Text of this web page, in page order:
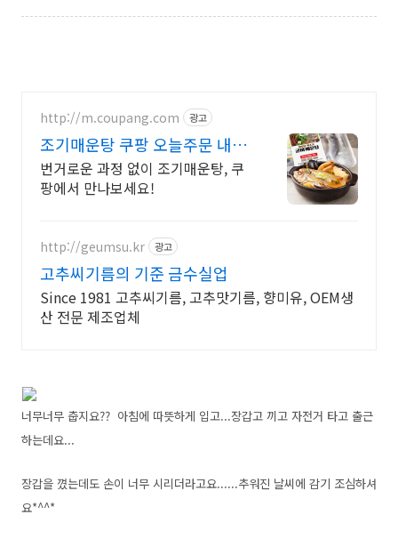
http://m.coupang.com 광고
조기매운탕 쿠팡 오늘주문 내일
도착 로켓배송
번거로운 과정 없이 조기매운탕, 쿠
팡에서 만나보세요!
http://geumsu.kr 광고
고추씨기름의 기준 금수실업
Since 1981 고추씨기름, 고추맛기름, 향미유, OEM생
산 전문 제조업체
너무너무 춥지요?? 아침에 따뜻하게 입고...장갑고 끼고 자전거 타고 출근
하는데요...
장갑을 꼈는데도 손이 너무 시리더라고요......추워진 날씨에 감기 조심하셔
요*^^*